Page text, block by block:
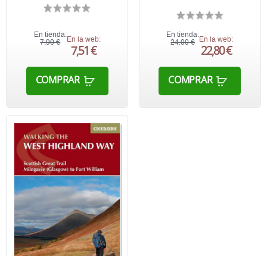
En tienda:
7,90 €
En la web:
7,51 €
COMPRAR
En tienda:
24,00 €
En la web:
22,80 €
COMPRAR